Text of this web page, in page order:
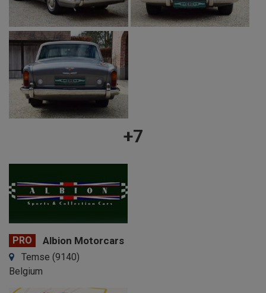
+7
PRO Albion Motorcars
Temse (9140)
Belgium